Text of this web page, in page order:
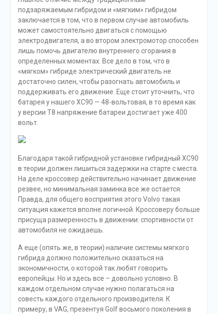
некоторые нюансы.
Как я уже указывал, почти что отсутствует пауза в
разгоне при нажатии на педаль газа. Задержка есть, но
она едва заметна (многие ее вообще не почувствуют).
Система Старт/Стоп в этом автомобиле работает
безупречно: ее работу «уловить» не удастся, потому что
двигатель глохнет и запускается незаметно и без
каких-либо вибраций. Приятен в своей работе также и
8-ступенчатый «гидротрансформатор» Aisin, который
переключает передачи плавно, но расторопно.
Правда, ожидать особой динамики от автомобиля я не
примерно сопоставить с кроссоверами Mercedes-Benz,
оснащенными 2.2-литровым дизельным мотором.
Производитель заявляет о разгоне до первых 100 км/ч
за 7.8 с, что довольно неплохо, учитывая 2.0-литровый
мотор под капотом.
К сожалению, из-за погодных условий мне не удалось
проверить реальную динамику достижения 100 км/ч с
мотор нужно будет раскручивать, как и раньше:
изменений здесь заметить сложно. Видимо, потому что
их и нет вовсе.
Где заряжать гибрид?
Как уже было сказано выше, электромобиль volvo xc90